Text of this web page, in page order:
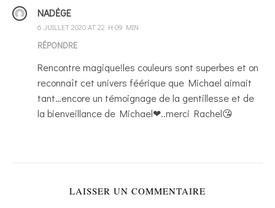
NADĖGE
6 JUILLET 2020 AT 22 H 09 MIN
RÉPONDRE
Rencontre magique!les couleurs sont superbes et on
reconnaît cet univers féérique que Michael aimait
tant…encore un témoignage de la gentillesse et de
la bienveillance de Michael❤..merci Rachel😘
LAISSER UN COMMENTAIRE